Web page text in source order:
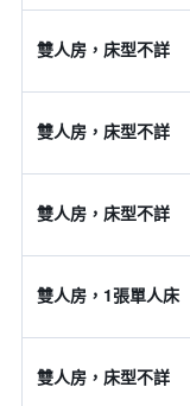
雙人房，床型不詳
雙人房，床型不詳
雙人房，床型不詳
雙人房，1張單人床
雙人房，床型不詳